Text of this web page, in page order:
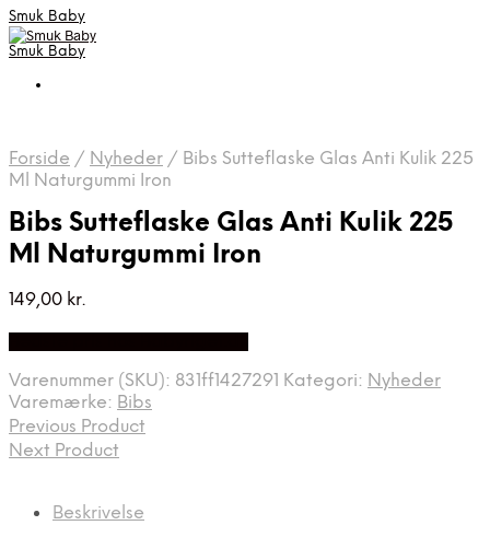
Smuk Baby
Smuk Baby
Forside / Nyheder / Bibs Sutteflaske Glas Anti Kulik 225
Ml Naturgummi Iron
Bibs Sutteflaske Glas Anti Kulik 225
Ml Naturgummi Iron
149,00 kr.
Varenummer (SKU): 831ff1427291 Kategori: Nyheder
Varemærke: Bibs
Previous Product
Next Product
Beskrivelse